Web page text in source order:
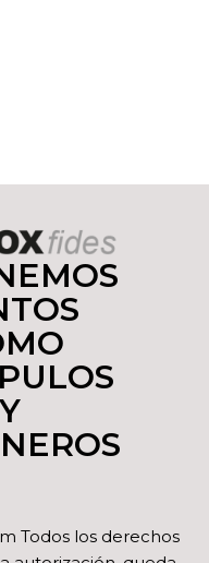
Y
Todos los derechos